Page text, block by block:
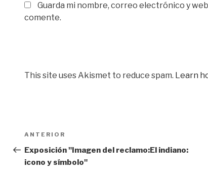
Guarda mi nombre, correo electrónico y
comente.
This site uses Akismet to reduce spam. Learn
Navegación
de
entradas
Entrada
anterior:
ANTERIOR
Exposición "Imagen del reclamo:El indiano:
icono y símbolo"